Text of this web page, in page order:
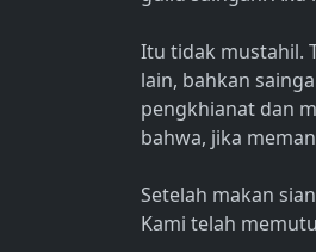
Itu tidak mustahil.
lain, bahkan
pengkhianat dan
bahwa, jika
Setelah makan
Kami telah